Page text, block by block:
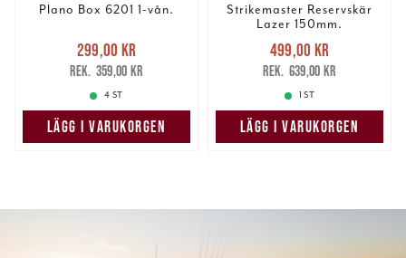
Plano Box 6201 1-vån.
Nuvarande pris
299,00 krTidigare pris
359,00 kr
299,00 kr
359,00 kr
4 ST
LÄGG I VARUKORGEN
Strikemaster Reservskär
Lazer 150mm.
Nuvarande pris
499,00 krTidigare pris
639,00 kr
499,00 kr
639,00 kr
1 ST
LÄGG I VARUKORGEN